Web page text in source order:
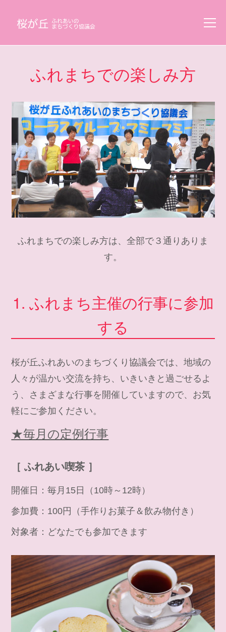
ふれまちでの楽しみ方
ふれまちでの楽しみ方は、全部で３通りありま
す。
1. ふれまち主催の行事に参加
する
桜が丘ふれあいのまちづくり協議会では、地域の
人々が温かい交流を持ち、いきいきと過ごせるよ
う、さまざまな行事を開催していますので、お気
軽にご参加ください。
★毎月の定例行事
［ ふれあい喫茶 ］
開催日：毎月15日（10時～12時）
参加費：100円（手作りお菓子＆飲み物付き）
対象者：どなたでも参加できます